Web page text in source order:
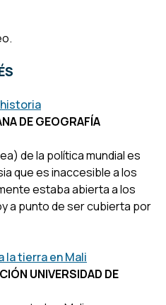
DE GEOGRAFÍA
de la política mundial es
que es inaccesible a los
estaba abierta a los
a punto de ser cubierta por
la tierra en Mali
UNIVERSIDAD DE